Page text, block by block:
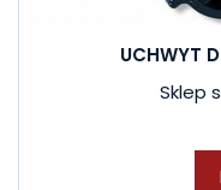
UCHWYT
Sklep